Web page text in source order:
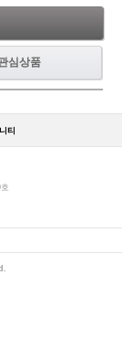
심상품
티